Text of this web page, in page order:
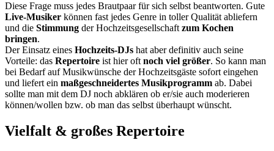
Diese Frage muss jedes Brautpaar für sich selbst beantworten. Gute
Live-Musiker können fast jedes Genre in toller Qualität abliefern
und die Stimmung der Hochzeitsgesellschaftzum Kochen
bringen.
Der Einsatz eines Hochzeits-DJs hat aber definitiv auch seine
Vorteile: das Repertoire ist hier oftnoch viel größer. So kann man
bei Bedarf auf Musikwünsche der Hochzeitsgäste sofort eingehen
und liefert ein maßgeschneidertes Musikprogramm ab. Dabei
sollte man mit dem DJ noch abklären ob er/sie auch moderieren
können/wollen bzw. ob man das selbst überhaupt wünscht.
Vielfalt & großes Repertoire